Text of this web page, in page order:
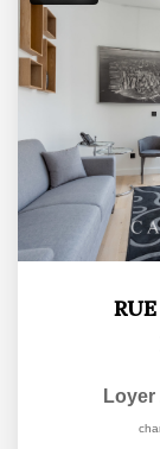
Loyer